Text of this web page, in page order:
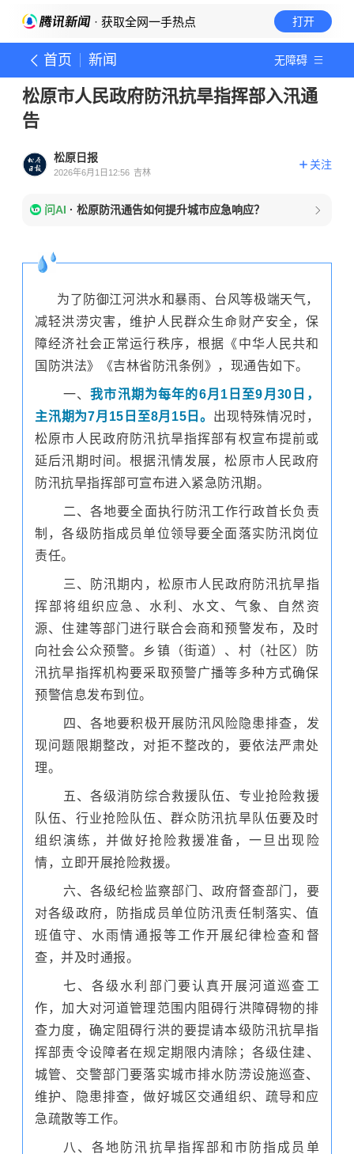
· 获取全网一手热点 打开
首页 新闻 无障碍
松原市人民政府防汛抗旱指挥部入汛通
告
松原日报
2026年6月1日12:56 吉林
关注
问AI · 松原防汛通告如何提升城市应急响应？
为了防御江河洪水和暴雨、台风等极端天气，
减轻洪涝灾害，维护人民群众生命财产安全，保
障经济社会正常运行秩序，根据《中华人民共和
国防洪法》《吉林省防汛条例》，现通告如下。
一、我市汛期为每年的6月1日至9月30日，
主汛期为7月15日至8月15日。 出现特殊情况时，
松原市人民政府防汛抗旱指挥部有权宣布提前或
延后汛期时间。根据汛情发展，松原市人民政府
防汛抗旱指挥部可宣布进入紧急防汛期。
二、各地要全面执行防汛工作行政首长负责
制，各级防指成员单位领导要全面落实防汛岗位
责任。
三、防汛期内，松原市人民政府防汛抗旱指
挥部将组织应急、水利、水文、气象、自然资
源、住建等部门进行联合会商和预警发布，及时
向社会公众预警。乡镇（街道）、村（社区）防
汛抗旱指挥机构要采取预警广播等多种方式确保
预警信息发布到位。
四、各地要积极开展防汛风险隐患排查，发
现问题限期整改，对拒不整改的，要依法严肃处
理。
五、各级消防综合救援队伍、专业抢险救援
队伍、行业抢险队伍、群众防汛抗旱队伍要及时
组织演练，并做好抢险救援准备，一旦出现险
情，立即开展抢险救援。
六、各级纪检监察部门、政府督查部门，要
对各级政府，防指成员单位防汛责任制落实、值
班值守、水雨情通报等工作开展纪律检查和督
查，并及时通报。
七、各级水利部门要认真开展河道巡查工
作，加大对河道管理范围内阻碍行洪障碍物的排
查力度，确定阻碍行洪的要提请本级防汛抗旱指
挥部责令设障者在规定期限内清除；各级住建、
城管、交警部门要落实城市排水防涝设施巡查、
维护、隐患排查，做好城区交通组织、疏导和应
急疏散等工作。
八、各地防汛抗旱指挥部和市防指成员单